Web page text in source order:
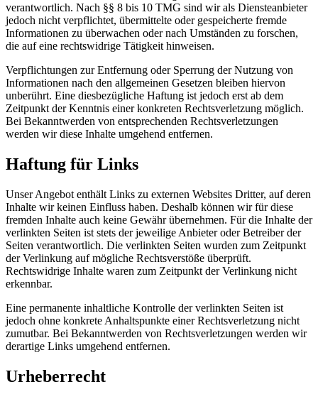
verantwortlich. Nach §§ 8 bis 10 TMG sind wir als Diensteanbieter
jedoch nicht verpflichtet, übermittelte oder gespeicherte fremde
Informationen zu überwachen oder nach Umständen zu forschen,
die auf eine rechtswidrige Tätigkeit hinweisen.
Verpflichtungen zur Entfernung oder Sperrung der Nutzung von
Informationen nach den allgemeinen Gesetzen bleiben hiervon
unberührt. Eine diesbezügliche Haftung ist jedoch erst ab dem
Zeitpunkt der Kenntnis einer konkreten Rechtsverletzung möglich.
Bei Bekanntwerden von entsprechenden Rechtsverletzungen
werden wir diese Inhalte umgehend entfernen.
Haftung für Links
Unser Angebot enthält Links zu externen Websites Dritter, auf deren
Inhalte wir keinen Einfluss haben. Deshalb können wir für diese
fremden Inhalte auch keine Gewähr übernehmen. Für die Inhalte der
verlinkten Seiten ist stets der jeweilige Anbieter oder Betreiber der
Seiten verantwortlich. Die verlinkten Seiten wurden zum Zeitpunkt
der Verlinkung auf mögliche Rechtsverstöße überprüft.
Rechtswidrige Inhalte waren zum Zeitpunkt der Verlinkung nicht
erkennbar.
Eine permanente inhaltliche Kontrolle der verlinkten Seiten ist
jedoch ohne konkrete Anhaltspunkte einer Rechtsverletzung nicht
zumutbar. Bei Bekanntwerden von Rechtsverletzungen werden wir
derartige Links umgehend entfernen.
Urheberrecht